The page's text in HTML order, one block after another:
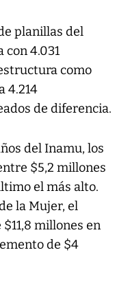
planillas del
4.031
como
4.214
de diferencia.
del Inamu, los
$5,2 millones
el más alto.
la Mujer, el
millones en
de $4